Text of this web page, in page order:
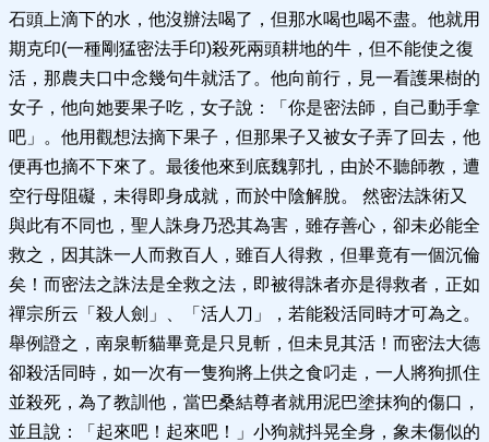
石頭上滴下的水，他沒辦法喝了，但那水喝也喝不盡。他就用
期克印(一種剛猛密法手印)殺死兩頭耕地的牛，但不能使之復
活，那農夫口中念幾句牛就活了。他向前行，見一看護果樹的
女子，他向她要果子吃，女子說：「你是密法師，自己動手拿
吧」。他用觀想法摘下果子，但那果子又被女子弄了回去，他
便再也摘不下來了。最後他來到底魏郭扎，由於不聽師教，遭
空行母阻礙，未得即身成就，而於中陰解脫。 然密法誅術又
與此有不同也，聖人誅身乃恐其為害，雖存善心，卻未必能全
救之，因其誅一人而救百人，雖百人得救，但畢竟有一個沉倫
矣！而密法之誅法是全救之法，即被得誅者亦是得救者，正如
禪宗所云「殺人劍」、「活人刀」，若能殺活同時才可為之。
舉例證之，南泉斬貓畢竟是只見斬，但未見其活！而密法大德
卻殺活同時，如一次有一隻狗將上供之食叼走，一人將狗抓住
並殺死，為了教訓他，當巴桑結尊者就用泥巴塗抹狗的傷口，
並且說：「起來吧！起來吧！」小狗就抖晃全身，象未傷似的